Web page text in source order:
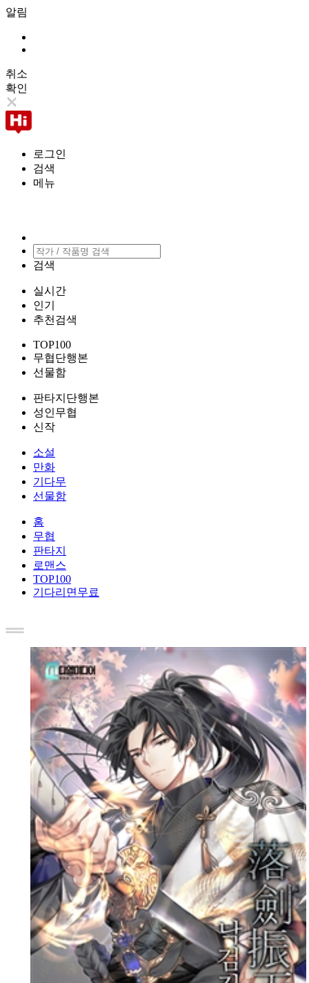
알림
취소
확인
로그인
검색
메뉴
검색
실시간
인기
추천검색
TOP100
무협단행본
선물함
판타지단행본
성인무협
신작
소설
만화
기다무
선물함
홈
무협
판타지
로맨스
TOP100
기다리면무료